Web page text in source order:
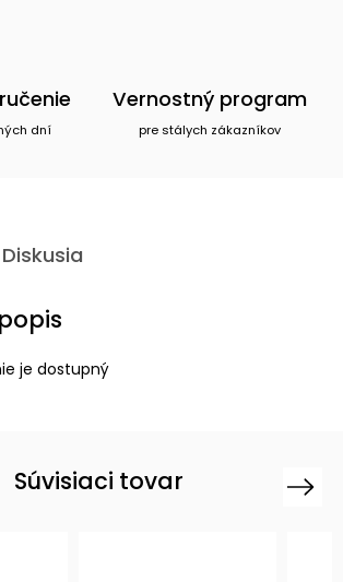
dní
Vernostný program
pre stálych zákazníkov
Diskusia
je dostupný
Súvisiaci tovar Next